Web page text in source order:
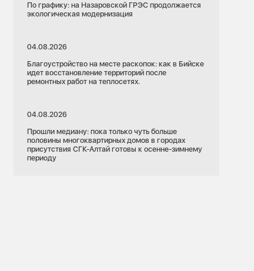
По графику: на Назаровской ГРЭС продолжается
экологическая модернизация
04.08.2026
Благоустройство на месте раскопок: как в Бийске
идет восстановление территорий после
ремонтных работ на теплосетях.
04.08.2026
Прошли медиану: пока только чуть больше
половины многоквартирных домов в городах
присутствия СГК-Алтай готовы к осенне-зимнему
периоду